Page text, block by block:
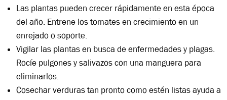
Las plantas pueden crecer rápidamente en esta época
del año. Entrene los tomates en crecimiento en un
enrejado o soporte.
Vigilar las plantas en busca de enfermedades y plagas.
Rocíe pulgones y salivazos con una manguera para
eliminarlos.
Cosechar verduras tan pronto como estén listas ayuda a